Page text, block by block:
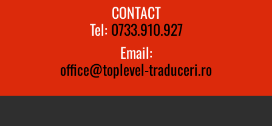
CONTACT
Tel: 0733.910.927
Email:
office@toplevel-traduceri.ro